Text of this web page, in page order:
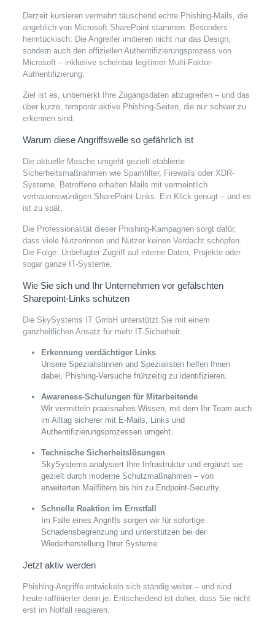
Derzeit kursieren vermehrt täuschend echte Phishing-Mails, die
angeblich von Microsoft SharePoint stammen. Besonders
heimtückisch: Die Angreifer imitieren nicht nur das Design,
sondern auch den offiziellen Authentifizierungsprozess von
Microsoft – inklusive scheinbar legitimer Multi-Faktor-
Authentifizierung.
Ziel ist es, unbemerkt Ihre Zugangsdaten abzugreifen – und das
über kurze, temporär aktive Phishing-Seiten, die nur schwer zu
erkennen sind.
Warum diese Angriffswelle so gefährlich ist
Die aktuelle Masche umgeht gezielt etablierte
Sicherheitsmaßnahmen wie Spamfilter, Firewalls oder XDR-
Systeme. Betroffene erhalten Mails mit vermeintlich
vertrauenswürdigen SharePoint-Links. Ein Klick genügt – und es
ist zu spät.
Die Professionalität dieser Phishing-Kampagnen sorgt dafür,
dass viele Nutzerinnen und Nutzer keinen Verdacht schöpfen.
Die Folge: Unbefugter Zugriff auf interne Daten, Projekte oder
sogar ganze IT-Systeme.
Wie Sie sich und Ihr Unternehmen vor gefälschten
Sharepoint-Links schützen
Die SkySystems IT GmbH unterstützt Sie mit einem
ganzheitlichen Ansatz für mehr IT-Sicherheit:
Erkennung verdächtiger Links
Unsere Spezialistinnen und Spezialisten helfen Ihnen
dabei, Phishing-Versuche frühzeitig zu identifizieren.
Awareness-Schulungen für Mitarbeitende
Wir vermitteln praxisnahes Wissen, mit dem Ihr Team auch
im Alltag sicherer mit E-Mails, Links und
Authentifizierungsprozessen umgeht.
Technische Sicherheitslösungen
SkySystems analysiert Ihre Infrastruktur und ergänzt sie
gezielt durch moderne Schutzmaßnahmen – von
erweiterten Mailfiltern bis hin zu Endpoint-Security.
Schnelle Reaktion im Ernstfall
Im Falle eines Angriffs sorgen wir für sofortige
Schadensbegrenzung und unterstützen bei der
Wiederherstellung Ihrer Systeme.
Jetzt aktiv werden
Phishing-Angriffe entwickeln sich ständig weiter – und sind
heute raffinierter denn je. Entscheidend ist daher, dass Sie nicht
erst im Notfall reagieren.